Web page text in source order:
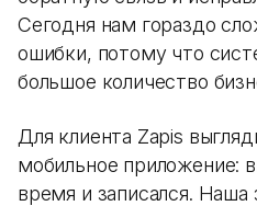
Сегодня нам гораздо
ошибки, потому что
большое количество
Для клиента Zapis
мобильное приложение:
время и записался. Наша